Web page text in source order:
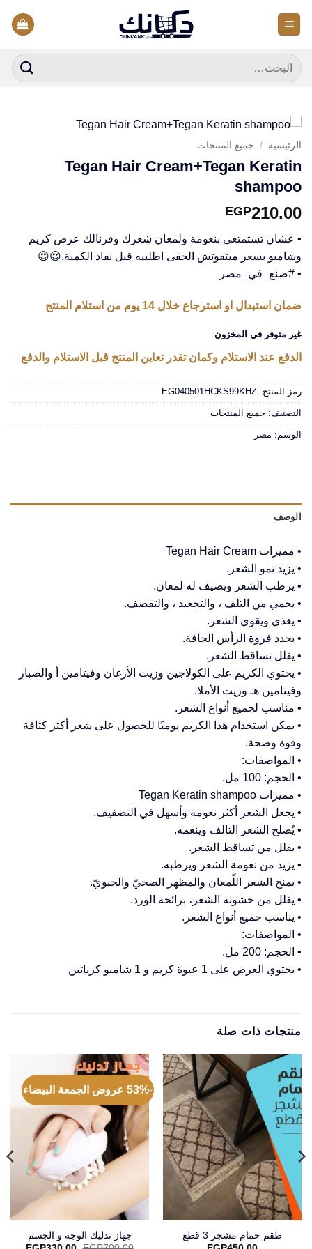
للمحتوى
البحث
عن:
الرئيسية / جميع المنتجات
Tegan Hair Cream+Tegan Keratin
shampoo
EGP210.00
• عشان تستمتعي بنعومة ولمعان شعرك وفرنالك عرض كريم
وشامبو بسعر ميتفوتش الحقى اطلبيه قبل نفاذ الكمية.😍😍
• #صنع_في_مصر
ضمان استبدال او استرجاع خلال 14 يوم من استلام المنتج
غير متوفر في المخزون
الدفع عند الاستلام وكمان تقدر تعاين المنتج قبل الاستلام والدفع
رمز المنتج: EG040501HCKS99KHZ
التصنيف: جميع المنتجات
الوسم: مصر
الوصف
• مميزات Tegan Hair Cream
• يزيد نمو الشعر.
• يرطب الشعر ويضيف له لمعان.
• يحمي من التلف ، والتجعيد ، والتقصف.
• يغذي ويقوي الشعر.
• يجدد فروة الرأس الجافة.
• يقلل تساقط الشعر.
• يحتوي الكريم على الكولاجين وزيت الأرغان وفيتامين أ والصبار
وفيتامين هـ وزيت الأملا.
• مناسب لجميع أنواع الشعر.
• يمكن استخدام هذا الكريم يوميًا للحصول على شعر أكثر كثافة
وقوة وصحة.
• المواصفات:
• الحجم: 100 مل.
• مميزات Tegan Keratin shampoo
• يجعل الشعر أكثر نعومة وأسهل في التصفيف.
• يُصلح الشعر التالف وينعمه.
• يقلل من تساقط الشعر.
• يزيد من نعومة الشعر ويرطبه.
• يمنح الشعر اللّمعان والمظهر الصحيّ والحيويّ.
• يقلل من خشونة الشعر، برائحة الورد.
• يناسب جميع أنواع الشعر.
• المواصفات:
• الحجم: 200 مل.
• يحتوي العرض على 1 عبوة كريم و 1 شامبو كرياتين
منتجات ذات صلة
طقم حمام مشجر 3 قطع
-53% عروض الجمعة البيضاء
جهاز تدليك الوجه و الجسم